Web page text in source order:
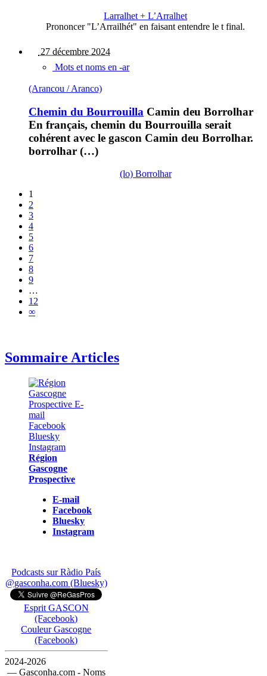
Larralhet + L’Arralhet
Prononcer "L’Arrailhét" en faisant entendre le t final.
27 décembre 2024
Mots et noms en -ar
(Arancou / Aranco)
Chemin du Bourrouilla Camin deu Borrolhar
En français, chemin du Bourrouilla serait
cohérent avec le gascon Camin deu Borrolhar.
borrolhar (…)
(lo) Borrolhar
1
2
3
4
5
6
7
8
9
…
12
∞
Sommaire Articles
Région
Gascogne
Prospective
E-mail
Facebook
Bluesky
Instagram
Podcasts sur Ràdio País
@gasconha.com (Bluesky)
Esprit GASCON
(Facebook)
Couleur Gascogne
(Facebook)
2024-2026
— Gasconha.com - Noms